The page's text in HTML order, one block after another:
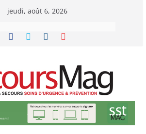
jeudi, août 6, 2026